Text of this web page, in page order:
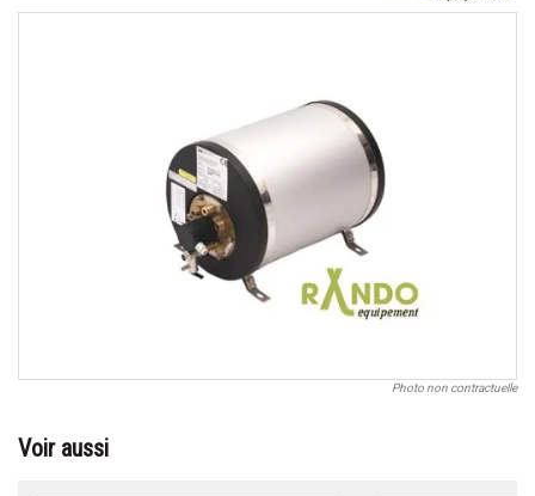
Photo non contractuelle
Voir aussi